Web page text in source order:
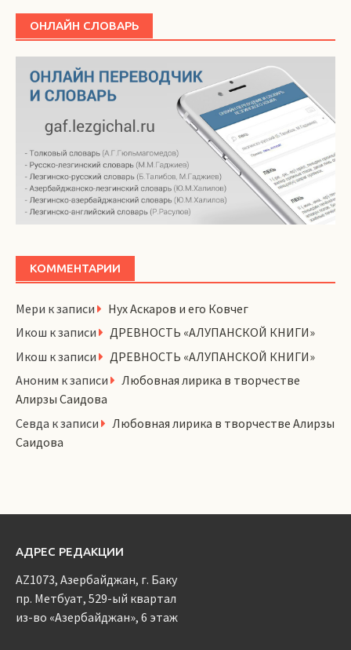
ОНЛАЙН СЛОВАРЬ
КОММЕНТАРИИ
Мери к записи
Нух Аскаров и его Ковчег
Икош к записи
ДРЕВНОСТЬ «АЛУПАНСКОЙ КНИГИ»
Икош к записи
ДРЕВНОСТЬ «АЛУПАНСКОЙ КНИГИ»
Аноним к записи
Любовная лирика в творчестве
Алирзы Саидова
Севда к записи
Любовная лирика в творчестве Алирзы
Саидова
АДРЕС РЕДАКЦИИ
AZ1073, Азербайджан, г. Баку
пр. Метбуат, 529-ый квартал
из-во «Азербайджан», 6 этаж